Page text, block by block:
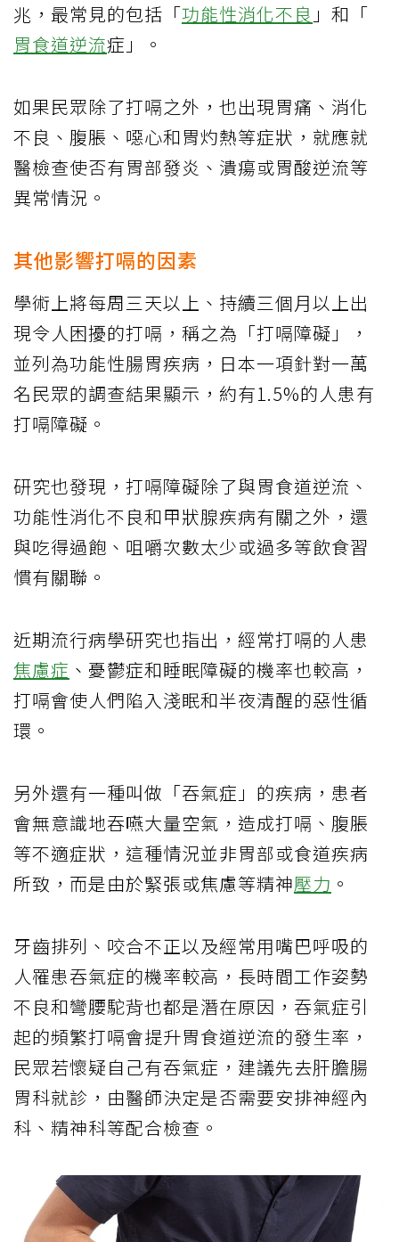
兆，最常見的包括「功能性消化不良 」和「
胃食道逆流症」。
如果民眾除了打嗝之外，也出現胃痛、消化
不良、腹脹、噁心和胃灼熱等症狀，就應就
醫檢查使否有胃部發炎、潰瘍或胃酸逆流等
異常情況。
其他影響打嗝的因素
學術上將每周三天以上、持續三個月以上出
現令人困擾的打嗝，稱之為「打嗝障礙」，
並列為功能性腸胃疾病，日本一項針對一萬
名民眾的調查結果顯示，約有1.5%的人患有
打嗝障礙。
研究也發現，打嗝障礙除了與胃食道逆流、
功能性消化不良和甲狀腺疾病有關之外，還
與吃得過飽、咀嚼次數太少或過多等飲食習
慣有關聯。
近期流行病學研究也指出，經常打嗝的人患
焦慮症 、憂鬱症和睡眠障礙的機率也較高，
打嗝會使人們陷入淺眠和半夜清醒的惡性循
環。
另外還有一種叫做「吞氣症」的疾病，患者
會無意識地吞嚥大量空氣，造成打嗝、腹脹
等不適症狀，這種情況並非胃部或食道疾病
所致，而是由於緊張或焦慮等精神壓力 。
牙齒排列、咬合不正以及經常用嘴巴呼吸的
人罹患吞氣症的機率較高，長時間工作姿勢
不良和彎腰駝背也都是潛在原因，吞氣症引
起的頻繁打嗝會提升胃食道逆流的發生率，
民眾若懷疑自己有吞氣症，建議先去肝膽腸
胃科就診，由醫師決定是否需要安排神經內
科、精神科等配合檢查。